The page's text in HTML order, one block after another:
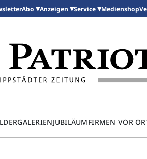
Abo Anzeigen Service Medienshop
JUBILÄUMFIRMEN VOR